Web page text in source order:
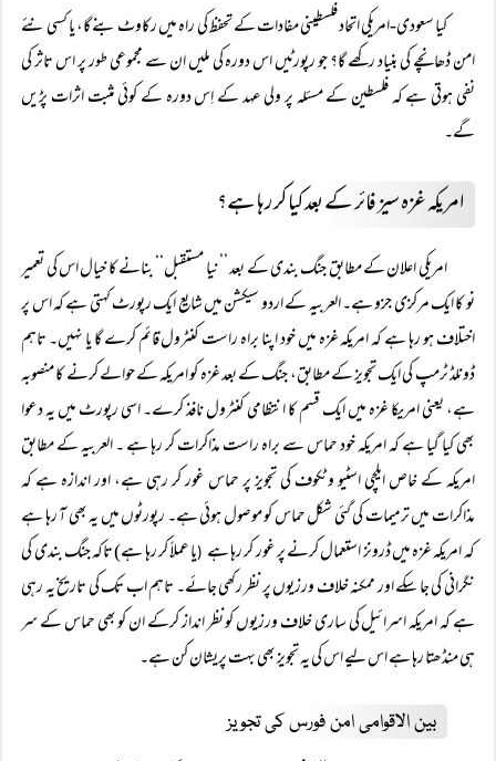
کیا سعودی-امریکی اتحاد فلسطینی مفادات کے تحفظ کی راہ میں رکاوٹ بنے گا، یا کسی نئے
امن ڈھانچے کی بنیاد رکھے گا؟ جو رپورٹیں اس دورہ کی ملیں ان سے مجموعی طور پر اس تاثر کی
نفی ہوتی ہے کہ فلسطین کے مسئلہ پر ولی عہد کے اِس دورہ کے کوئی مثبت اثرات پڑیں
گے۔
امریکہ غزہ سیز فائر کے بعد کیا کر رہا ہے؟
امریکی اعلان کے مطابق جنگ بندی کے بعد ’’نیا مستقبل‘‘ بنانے کا خیال اس کی تعمیر
نو کا ایک مرکزی جزو ہے۔ العربیہ کے اردو سیکشن میں شایع ایک رپورٹ کہتی ہے کہ اس پر
اختلاف ہو رہا ہے کہ امریکہ غزہ میں خود اپنا براہ راست کنٹرول قائم کرے گا یا نہیں۔ تاہم
ڈونلڈ ٹرمپ کی ایک تجویز کے مطابق، جنگ کے بعد غزہ کو امریکہ کے حوالے کرنے کا منصوبہ
ہے، یعنی امریکا غزہ میں ایک قسم کا انتظامی کنٹرول نافذ کرے۔ اسی رپورٹ میں یہ دعوا
بھی کیا گیا ہے کہ امریکہ خود حماس سے براہ راست مذاکرات کر رہا ہے ۔ العربیہ کے مطابق
امریکہ کے خاص ایلچی اسٹیو وٹکوف کی تجویز پر حماس غور کر رہی ہے، اور اندازہ ہے کہ
مذاکرات میں ترمیمات کی گئی شکل حماس کو موصول ہوئی ہے۔ رپورٹوں میں یہ بھی آ رہا ہے
کہ امریکہ غزہ میں ڈرونز استعمال کرنے پر غور کر رہا ہے (یا عملاً کر رہا ہے) تاکہ جنگ بندی کی
نگرانی کی جا سکے اور ممکنہ خلاف ورزیوں پر نظر رکھی جائے۔ تاہم اب تک کی تاریخ یہ رہی
ہے کہ امریکہ اسرائیل کی ساری خلاف ورزیوں کو نظر انداز کرکے ان کو بھی حماس کے سر
ہی منڈھتا رہا ہے اس لیے اس کی یہ تجویز بھی بہت پریشان کن ہے۔
بین الاقوامی امن فورس کی تجویز